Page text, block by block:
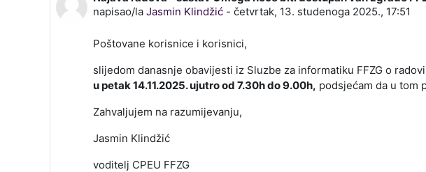
napisao/la Jasmin Klindžić - četvrtak, 13. studenoga 2025., 17:51
Poštovane korisnice i korisnici,
slijedom danasnje obavijesti iz Sluzbe za informatiku FFZG o
u petak 14.11.2025. ujutro od 7.30h do 9.00h, podsjećam da u tom
Zahvaljujem na razumijevanju,
Jasmin Klindžić
voditelj CPEU FFZG